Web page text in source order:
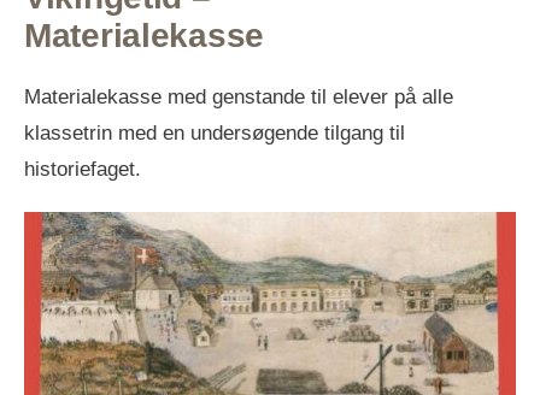
Materialekasse
Materialekasse med genstande til elever på alle
klassetrin med en undersøgende tilgang til
historiefaget.